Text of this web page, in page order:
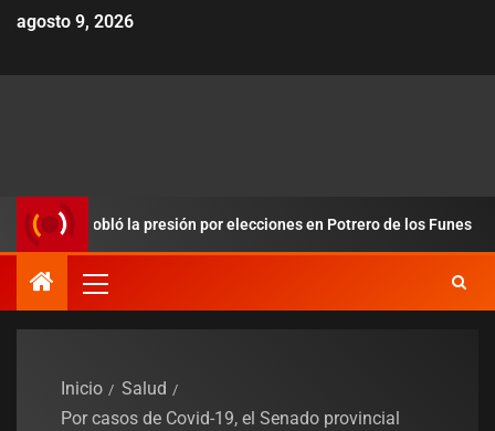
agosto 9, 2026
redobló la presión por elecciones en Potrero de los Funes
Inicio
Salud
Por casos de Covid-19, el Senado provincial